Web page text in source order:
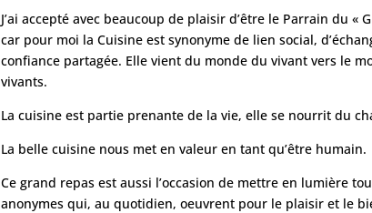
J’ai accepté avec beaucoup de plaisir d’être le Parrain du «
car pour moi la Cuisine est synonyme de lien social,
confiance partagée. Elle vient du monde du vivant vers le
vivants.
La cuisine est partie prenante de la vie, elle se nourrit du
La belle cuisine nous met en valeur en tant qu’être humain.
Ce grand repas est aussi l’occasion de mettre en lumière
anonymes qui, au quotidien, oeuvrent pour le plaisir et le